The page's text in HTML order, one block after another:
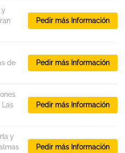
y
Pedir más Información
de
Pedir más Información
Las
Pedir más Información
y
Pedir más Información